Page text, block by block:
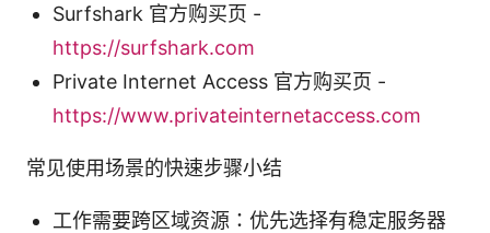
Surfshark 官方购买页 -
https://surfshark.com
Private Internet Access 官方购买页 -
https://www.privateinternetaccess.com
常见使用场景的快速步骤小结
工作需要跨区域资源：优先选择有稳定服务器